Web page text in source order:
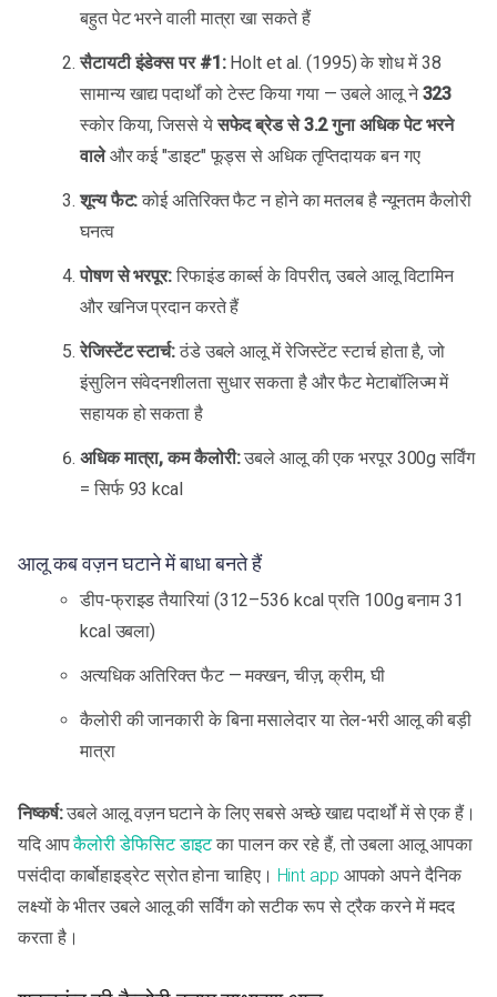
बहुत पेट भरने वाली मात्रा खा सकते हैं
सैटायटी इंडेक्स पर #1:Holt et al. (1995) के शोध में 38
सामान्य खाद्य पदार्थों को टेस्ट किया गया — उबले आलू ने323
स्कोर किया, जिससे येसफेद ब्रेड से 3.2 गुना अधिक पेट भरने
वालेऔर कई "डाइट" फूड्स से अधिक तृप्तिदायक बन गए
शून्य फैट: कोई अतिरिक्त फैट न होने का मतलब है न्यूनतम कैलोरी
घनत्व
पोषण से भरपूर:रिफाइंड कार्ब्स के विपरीत, उबले आलू विटामिन
और खनिज प्रदान करते हैं
रेजिस्टेंट स्टार्च: ठंडे उबले आलू में रेजिस्टेंट स्टार्च होता है, जो
इंसुलिन संवेदनशीलता सुधार सकता है और फैट मेटाबॉलिज्म में
सहायक हो सकता है
अधिक मात्रा, कम कैलोरी:उबले आलू की एक भरपूर 300g सर्विंग
= सिर्फ 93 kcal
आलू कब वज़न घटाने में बाधा बनते हैं
डीप-फ्राइड तैयारियां (312–536 kcal प्रति 100g बनाम 31
kcal उबला)
अत्यधिक अतिरिक्त फैट — मक्खन, चीज़, क्रीम, घी
कैलोरी की जानकारी के बिना मसालेदार या तेल-भरी आलू की बड़ी
मात्रा
निष्कर्ष:उबले आलू वज़न घटाने के लिए सबसे अच्छे खाद्य पदार्थों में से एक हैं।
यदि आपकैलोरी डेफिसिट डाइटका पालन कर रहे हैं, तो उबला आलू आपका
पसंदीदा कार्बोहाइड्रेट स्रोत होना चाहिए। Hint app आपको अपने दैनिक
लक्ष्यों के भीतर उबले आलू की सर्विंग को सटीक रूप से ट्रैक करने में मदद
करता है।